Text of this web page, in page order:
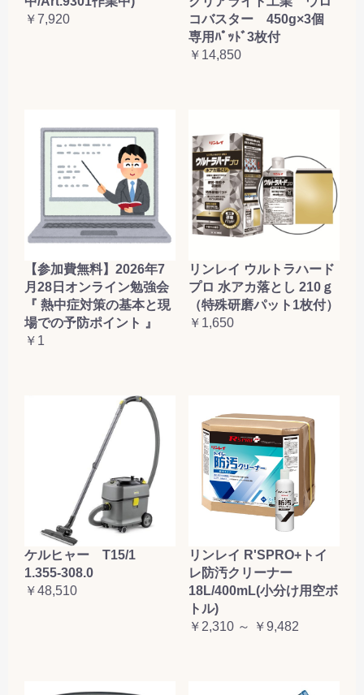
￥7,920
コバスター 450g×3個
専用ﾊﾟｯﾄﾞ3枚付
￥14,850
【参加費無料】2026年7
月28日オンライン勉強会
『 熱中症対策の基本と現
場での予防ポイント 』
￥1
リンレイ ウルトラハード
プロ 水アカ落とし 210ｇ
（特殊研磨パット1枚付）
￥1,650
ケルヒャー T15/1
1.355-308.0
￥48,510
リンレイ R'SPRO+トイ
レ防汚クリーナー
18L/400mL(小分け用空ボ
トル)
￥2,310 ～ ￥9,482